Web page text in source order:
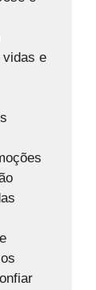
vidas e